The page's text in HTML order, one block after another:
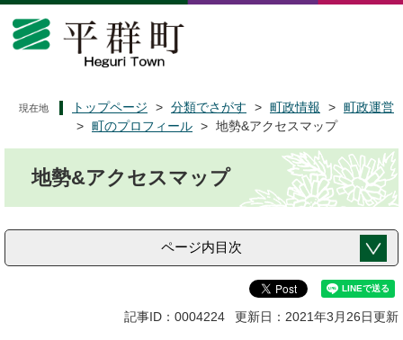
ペ
メ
現在地 トップページ > 分類でさがす > 町政情報 > 町政運営
> 町のプロフィール > 地勢&アクセスマップ
地勢&アクセスマップ
ページ内目次
記事ID：0004224 更新日：2021年3月26日更新